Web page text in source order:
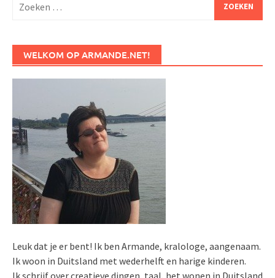
naar:
WELKOM OP ARMANDE.NET!
Leuk dat je er bent! Ik ben Armande, kralologe, aangenaam.
Ik woon in Duitsland met wederhelft en harige kinderen.
Ik schrijf over creatieve dingen, taal, het wonen in Duitsland